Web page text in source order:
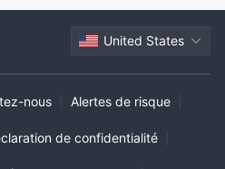
United States
nous Alertes de risque
de confidentialité